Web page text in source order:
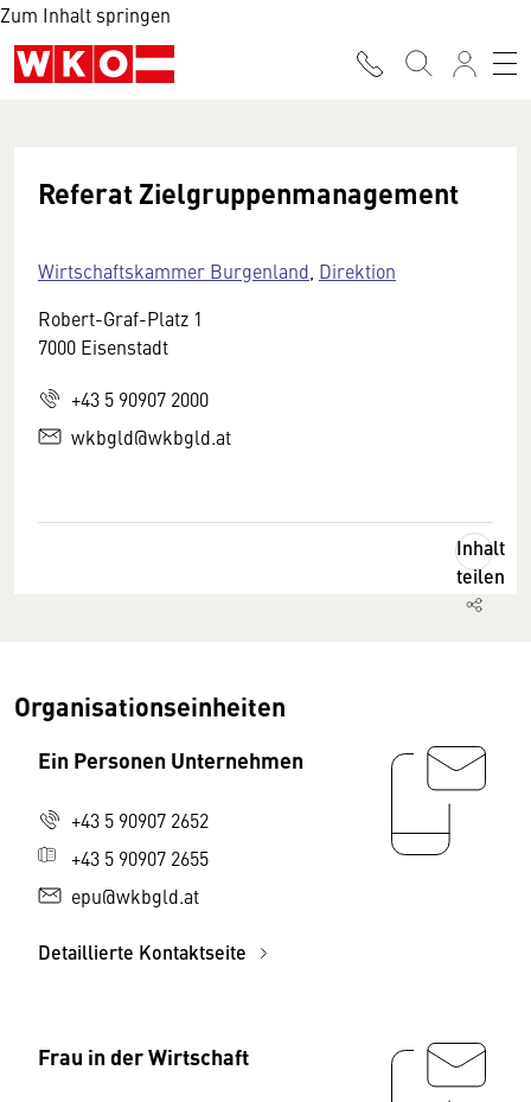
Zum Inhalt springen
Referat Zielgruppenmanagement
Wirtschaftskammer Burgenland Direktion
Robert-Graf-Platz 1
7000 Eisenstadt
+43 5 90907 2000
wkbgld@wkbgld.at
Inhalt
teilen
Organisationseinheiten
Ein Personen Unternehmen
+43 5 90907 2652
+43 5 90907 2655
epu@wkbgld.at
Detaillierte Kontaktseite
Frau in der Wirtschaft